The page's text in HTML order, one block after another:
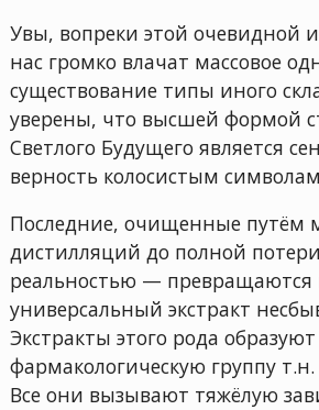
Увы, вопреки этой очевидной
нас громко влачат массовое
существование типы иного
уверены, что высшей формой
Светлого Будущего является
верность колосистым
Последние, очищенные путём
дистилляций до полной
реальностью — превращаются
универсальный экстракт
Экстракты этого рода образуют
фармакологическую группу т.н.
Все они вызывают тяжёлую